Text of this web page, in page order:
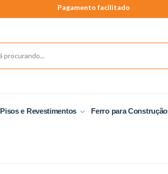
Pagamento facilitado
Pisos e Revestimentos Ferro para Construção